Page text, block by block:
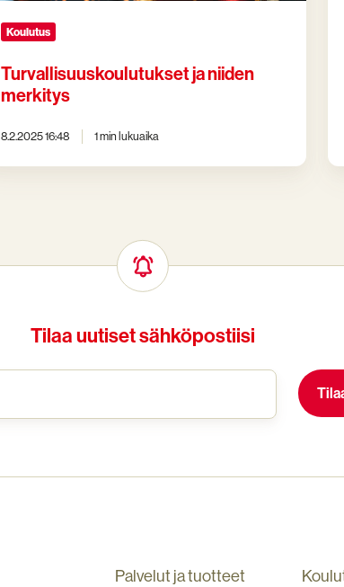
Koulutus
Turvallisuuskoulutukset ja niiden
merkitys
8.2.2025 16:48 1 min lukuaika
Tilaa uutiset sähköpostiisi
Palvelut ja tuotteet